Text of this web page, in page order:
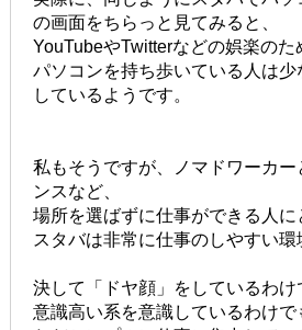
の画面をちらっと見てみると、
YouTubeやTwitterなどの娯楽のた
パソコンを持ち歩いている人は
しているようです。
私もそうですが、ノマドワーカー
ンスなど、
場所を選ばずに仕事ができる人に
スタバは非常に仕事のしやすい環
決して「ドヤ顔」をしているわけ
意識高い系を意識しているわけで